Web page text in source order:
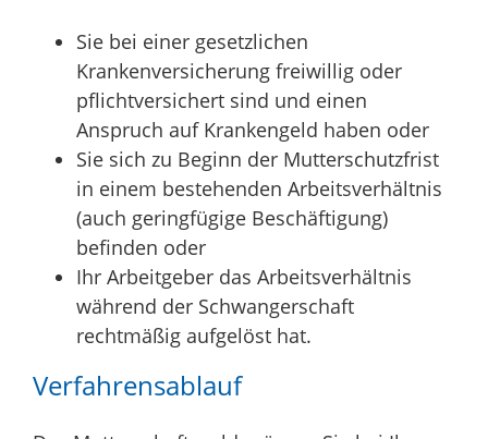
Sie bei einer gesetzlichen
Krankenversicherung freiwillig oder
pflichtversichert sind und einen
Anspruch auf Krankengeld haben oder
Sie sich zu Beginn der Mutterschutzfrist
in einem bestehenden Arbeitsverhältnis
(auch geringfügige Beschäftigung)
befinden oder
Ihr Arbeitgeber das Arbeitsverhältnis
während der Schwangerschaft
rechtmäßig aufgelöst hat.
Verfahrensablauf